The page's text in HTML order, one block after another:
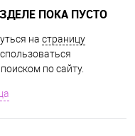
ПОКА ПУСТО
на страницу
по сайту.